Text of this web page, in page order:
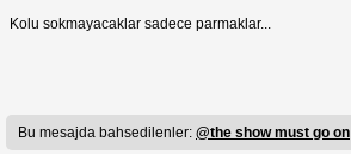
Kolu sokmayacaklar sadece parmaklar...
Bu mesajda bahsedilenler: @the show must go on